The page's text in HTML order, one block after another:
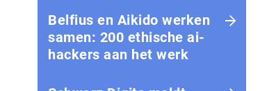
Belfius en Aikido werken
samen: 200 ethische ai-
hackers aan het werk